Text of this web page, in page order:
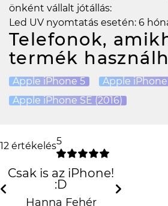
önként vállalt jótállás:
Led UV nyomtatás esetén: 6
Telefonok,
termék
Apple iPhone 5
Apple iPhone
Apple iPhone SE (2016)
12 értékelés5
Csak is az
Previous